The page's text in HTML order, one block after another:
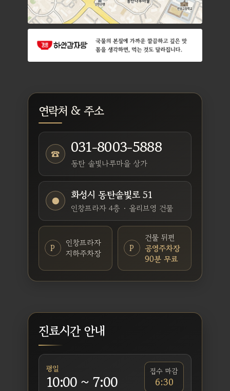
연락처 & 주소
☎ 031-8003-5888
동탄 솔빛나루마을 상가
● 화성시 동탄솔빛로 51
인창프라자 4층 · 올리브영 건물
P
인창프라자
지하주차장
P
건물 뒤편
공영주차장
90분 무료
진료시간 안내
평일
10:00 ~ 7:00
접수 마감
6:30